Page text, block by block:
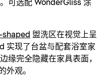
可选配 WonderGliss 涂
盥洗区在视觉上呈
实现了台盆与配套浴室家
缘完全隐藏在家具表面，
外观。